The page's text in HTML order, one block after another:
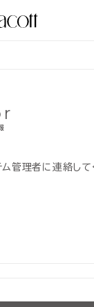
ム管理者に連絡して